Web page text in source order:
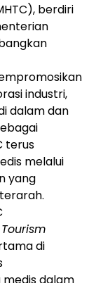
berdiri
industri,
dalam dan
terus
melalui
yang
di
dalam